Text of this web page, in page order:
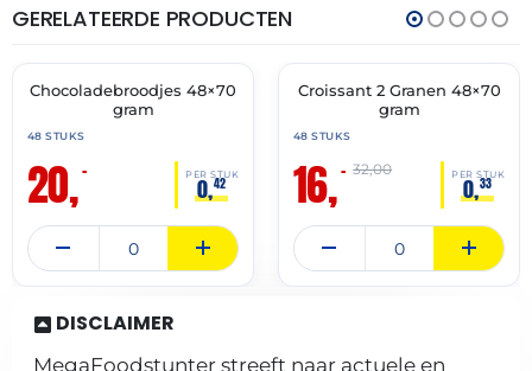
GERELATEERDE PRODUCTEN
🔥 OP=OP
THT:
31-
Chocoladebroodjes 48×70
gram
48 STUKS
20,– PER STUK
0,42
🔥 OP=OP
Croissant 2 Granen 48×70
gram
48 STUKS
16,– PER STUK
0,33
32,00
DISCLAIMER
MegaFoodstunter streeft naar actuele en